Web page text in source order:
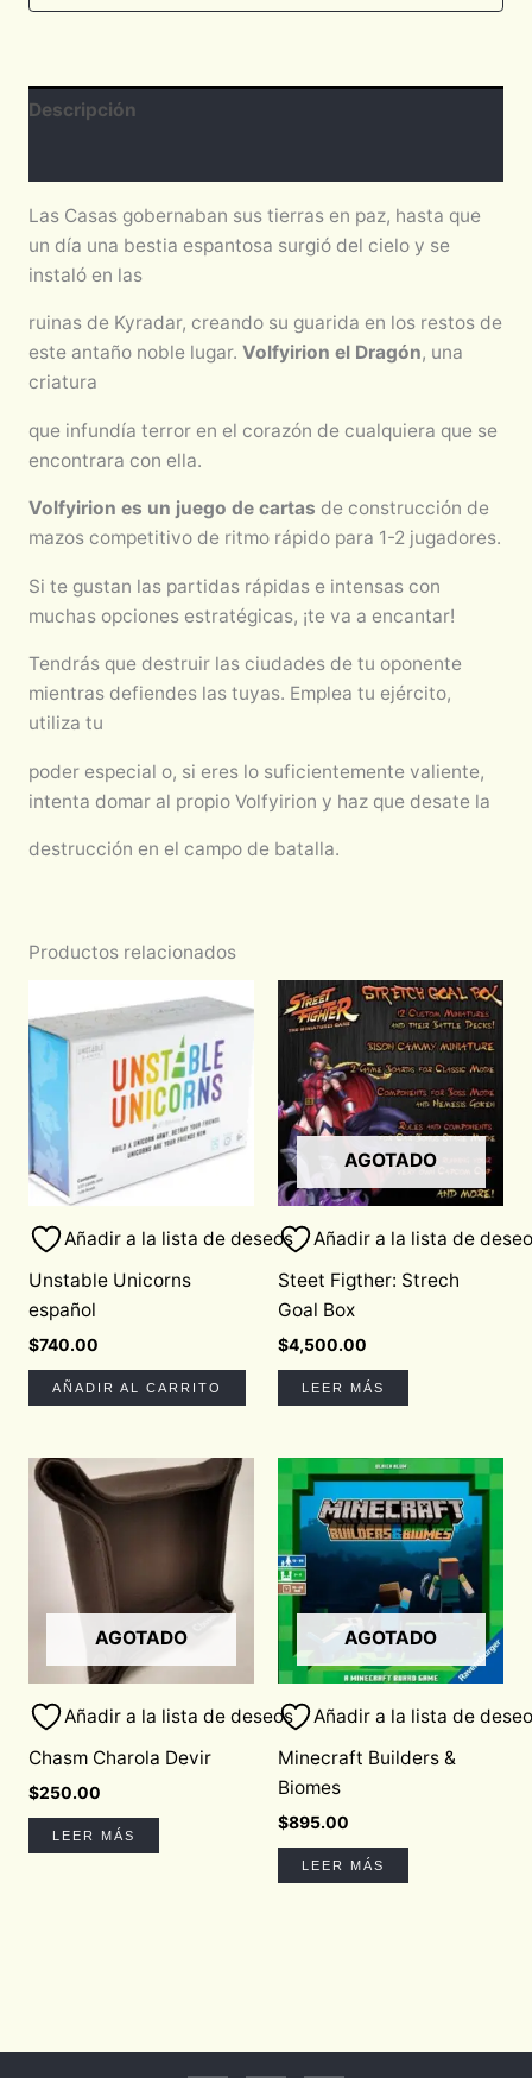
Descripción
Las Casas gobernaban sus tierras en paz, hasta que
un día una bestia espantosa surgió del cielo y se
instaló en las
ruinas de Kyradar, creando su guarida en los restos de
este antaño noble lugar. Volfyirion el Dragón, una
criatura
que infundía terror en el corazón de cualquiera que se
encontrara con ella.
Volfyirion es un juego de cartas de construcción de
mazos competitivo de ritmo rápido para 1-2 jugadores.
Si te gustan las partidas rápidas e intensas con
muchas opciones estratégicas, ¡te va a encantar!
Tendrás que destruir las ciudades de tu oponente
mientras defiendes las tuyas. Emplea tu ejército,
utiliza tu
poder especial o, si eres lo suficientemente valiente,
intenta domar al propio Volfyirion y haz que desate la
destrucción en el campo de batalla.
Productos relacionados
Añadir a la lista de deseos
Unstable Unicorns
español
$740.00
AÑADIR AL CARRITO
AGOTADO
Añadir a la lista de
Steet Figther: Strech
Goal Box
$4,500.00
LEER MÁS
AGOTADO
Añadir a la lista de deseos
Chasm Charola Devir
$250.00
LEER MÁS
AGOTADO
Añadir a la lista de
Minecraft Builders &
Biomes
$895.00
LEER MÁS